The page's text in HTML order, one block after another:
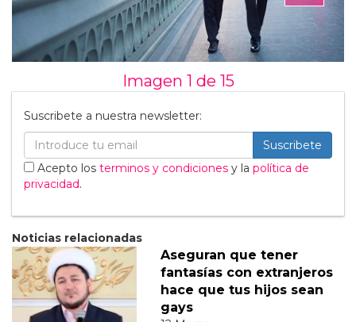
Imagen 1 de 15
Suscribete a nuestra newsletter:
Suscribete
Acepto los terminos y condiciones y la política de
privacidad.
Noticias relacionadas
Aseguran que tener
fantasías con extranjeros
hace que tus hijos sean
gays